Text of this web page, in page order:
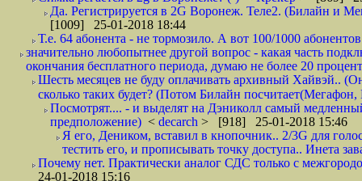
Да. Регистрируется в 2G Воронеж. Теле2. (Билайн и
[1009] 25-01-2018 18:44
Т.е. 64 абонента - не тормозило. А вот 100/1000
значительно любопытнее другой вопрос - какая часть
окончания бесплатного периода, думаю не более 20
Шесть месяцев не буду оплачивать архивный Хайвэй..
сколько таких будет? (Потом Билайн
Посмотрят.... - и выделят на Дэниколл самый
предположение) < decarch > [918] 25-01-2018 15:46
Я его, Деником, вставил в кнопочник.. 2/3G для
тестить его, и прописывать точку доступа.. Инета
Почему нет. Практически аналог СДС только с
24-01-2018 15:16